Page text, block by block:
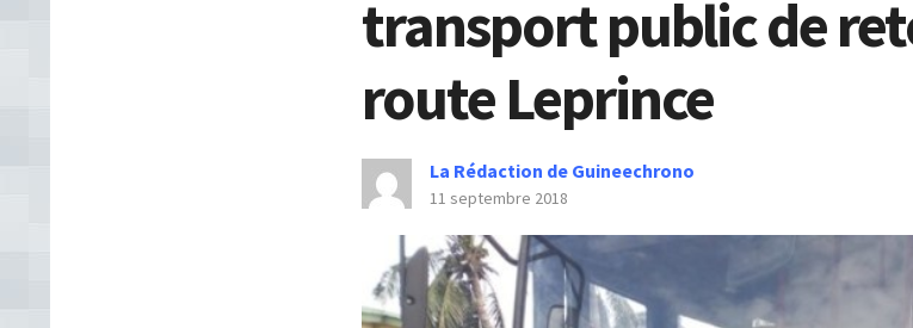
transport public de
route Leprince
La Rédaction de Guineechrono
11 septembre 2018